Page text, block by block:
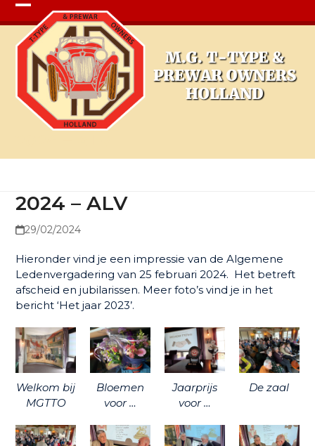
Open
mobile
menu
Close
mobile
menu
2024 – ALV
29/02/2024
Hieronder vind je een impressie van de Algemene
Ledenvergadering van 25 februari 2024. Het betreft
afscheid en jubilarissen. Meer foto’s vind je in het
bericht ‘Het jaar 2023’.
Welkom bij
MGTTO
Bloemen
voor …
Jaarprijs
voor …
De zaal